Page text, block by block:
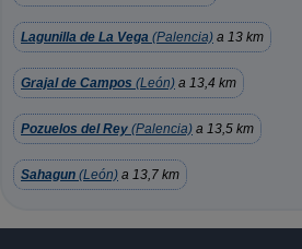
Lagunilla de La Vega (Palencia) a 13 km
Grajal de Campos (León) a 13,4 km
Pozuelos del Rey (Palencia) a 13,5 km
Sahagun (León) a 13,7 km